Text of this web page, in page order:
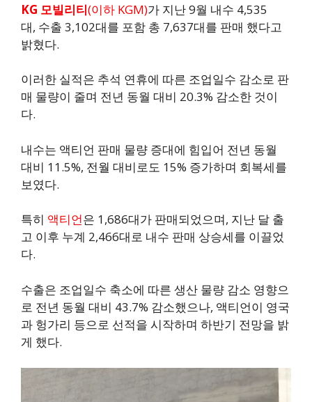
KG 모빌리티(이하 KGM)가 지난 9월 내수 4,535
대, 수출 3,102대를 포함 총 7,637대를 판매 했다고
밝혔다.
이러한 실적은 추석 연휴에 따른 조업일수 감소로 판
매 물량이 줄며 전년 동월 대비 20.3% 감소한 것이
다.
내수는 액티언 판매 물량 증대에 힘입어 전년 동월
대비 11.5%, 전월 대비로도 15% 증가하며 회복세를
보였다.
특히 액티언은 1,686대가 판매되었으며, 지난 달 출
고 이후 누계 2,466대로 내수 판매 상승세를 이끌었
다.
수출은 조업일수 축소에 따른 생산 물량 감소 영향으
로 전년 동월 대비 43.7% 감소했으나, 액티언이 영국
과 헝가리 등으로 선적을 시작하며 하반기 전망을 밝
게 했다.